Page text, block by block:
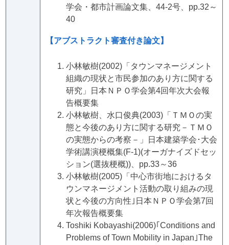
学会・都市計画論文集、44-2号、pp.32～
40
【アブストラクト審査付き論文】
小林敏樹(2002)「タウンマネージメント
組織の現状と市民参加のあり方に関する
研究」日本ＮＰＯ学会第4回年次大会報
告概要集
小林敏樹、水口俊典(2003)「ＴＭＯの実
態と今後のあり方に関する研究－ＴＭＯ
の実態からの考察－」日本建築学会･大会
学術講演梗概集(F-1)(オーガナイズドセッ
ション(選抜梗概))、pp.33～36
小林敏樹(2005)「中心市街地におけるタ
ウンマネージメント活動の取り組みの現
状と今後の方向性｣日本ＮＰＯ学会第7回
年次報告概要集
Toshiki Kobayashi(2006)｢Conditions and
Problems of Town Mobility in Japan｣The